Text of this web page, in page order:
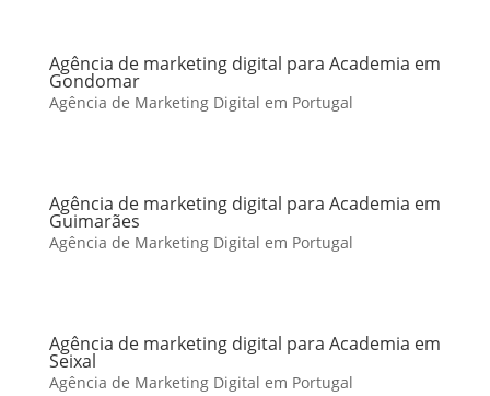
Agência de marketing digital para Academia em
Gondomar
Agência de Marketing Digital em Portugal
Agência de marketing digital para Academia em
Guimarães
Agência de Marketing Digital em Portugal
Agência de marketing digital para Academia em
Seixal
Agência de Marketing Digital em Portugal